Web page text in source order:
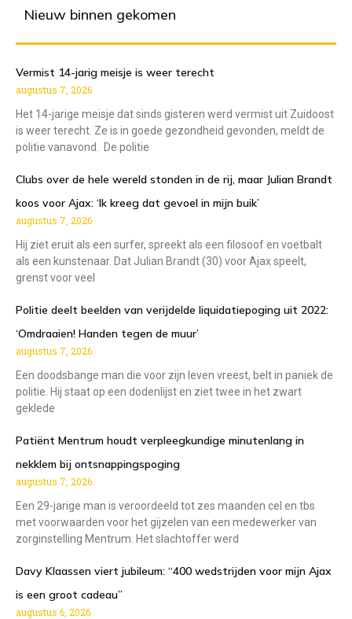
Nieuw binnen gekomen
Vermist 14-jarig meisje is weer terecht
augustus 7, 2026
Het 14-jarige meisje dat sinds gisteren werd vermist uit Zuidoost
is weer terecht. Ze is in goede gezondheid gevonden, meldt de
politie vanavond. De politie
Clubs over de hele wereld stonden in de rij, maar Julian Brandt
koos voor Ajax: ‘Ik kreeg dat gevoel in mijn buik’
augustus 7, 2026
Hij ziet eruit als een surfer, spreekt als een filosoof en voetbalt
als een kunstenaar. Dat Julian Brandt (30) voor Ajax speelt,
grenst voor veel
Politie deelt beelden van verijdelde liquidatiepoging uit 2022:
‘Omdraaien! Handen tegen de muur’
augustus 7, 2026
Een doodsbange man die voor zijn leven vreest, belt in paniek de
politie. Hij staat op een dodenlijst en ziet twee in het zwart
geklede
Patiënt Mentrum houdt verpleegkundige minutenlang in
nekklem bij ontsnappingspoging
augustus 7, 2026
Een 29-jarige man is veroordeeld tot zes maanden cel en tbs
met voorwaarden voor het gijzelen van een medewerker van
zorginstelling Mentrum. Het slachtoffer werd
Davy Klaassen viert jubileum: “400 wedstrijden voor mijn Ajax
is een groot cadeau”
augustus 6, 2026